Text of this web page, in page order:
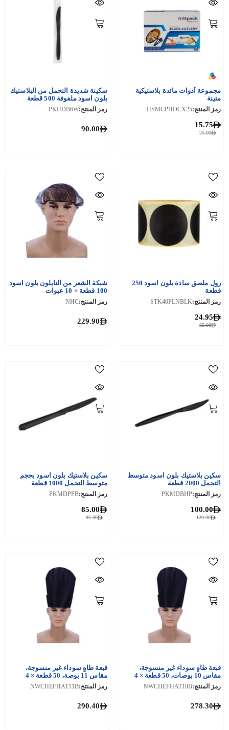
مجموعة أدوات مائدة بلاستيكية
متينة
رمز المنتج:HSMCPHDCX25
25.00
15.75
سكينة شديدة التحمل من البلاستيك
بلون اسود ملفوفة 500 قطعة
رمز المنتج:PKHDB6W
90.00
رول ملصق سادة بلون اسود 250
قطعة
رمز المنتج:STK40PLNBLK
35.00
24.95
شبكة الشعر من النايلون بلون اسود
100 قطعة × 10 عبوات
رمز المنتج:NHC
229.90
سكين بلاستيك بلون اسود متوسط
التحمل 2000 قطعة
رمز المنتج:PKMDBHP
120.00
100.00
سكين بلاستيك بلون اسود بحجم
متوسط التحمل 1000 قطعة
رمز المنتج:PKMDPPB
95.00
85.00
قبعة طاهٍ سوداء غير منسوجة،
مقاس 10 بوصات، 50 قطعة × 4
عبوات
رمز المنتج:NWCHEFHAT10B
278.30
قبعة طاهٍ سوداء غير منسوجة،
مقاس 11 بوصة، 50 قطعة × 4
عبوات
رمز المنتج:NWCHEFHAT11B
290.40